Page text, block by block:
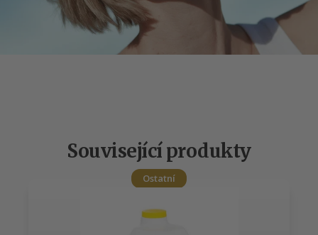
Související produkty
Ostatní